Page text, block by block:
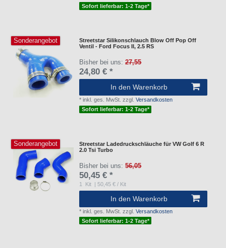
Sofort lieferbar: 1-2 Tage*
Sonderangebot
Streetstar Silikonschlauch Blow Off Pop Off
Ventil - Ford Focus II, 2.5 RS
Bisher bei uns:27,55
24,80 € *
In den Warenkorb
*inkl. ges. MwSt. zzgl.Versandkosten
Sofort lieferbar: 1-2 Tage*
Sonderangebot
Streetstar Ladedruckschläuche für VW Golf 6 R
2.0 Tsi Turbo
Bisher bei uns:56,05
50,45 € *
1 Kit | 50,45 € / Kit
In den Warenkorb
*inkl. ges. MwSt. zzgl.Versandkosten
Sofort lieferbar: 1-2 Tage*